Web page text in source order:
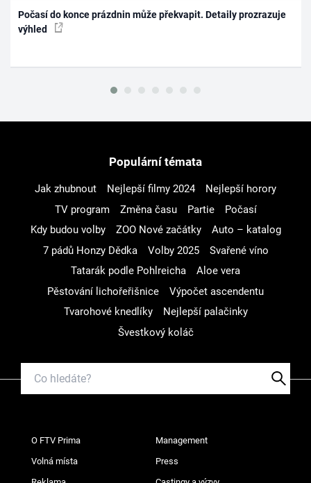
Počasí do konce prázdnin může překvapit. Detaily prozrazuje
výhled
Populární témata
Jak zhubnout Nejlepší filmy 2024
Nejlepší horory
TV program
Změna času Partie
Počasí
Kdy budou volby
ZOO Nové začátky
Auto – katalog
7 pádů Honzy Dědka
Volby 2025
Svařené víno
Tatarák podle Pohlreicha
Aloe vera
Pěstování lichořeřišnice
Výpočet ascendentu
Tvarohové knedlíky
Nejlepší palačinky
Švestkový koláč
O FTV Prima Management
Volná místa Press